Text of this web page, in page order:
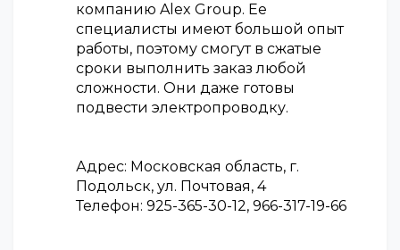
компанию Alex Group. Ее
специалисты имеют большой опыт
работы, поэтому смогут в сжатые
сроки выполнить заказ любой
сложности. Они даже готовы
подвести электропроводку.
Адрес: Московская область, г.
Подольск, ул. Почтовая, 4
Телефон: 925-365-30-12, 966-317-19-66